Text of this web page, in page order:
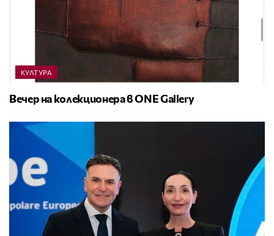
КУЛТУРА
Вечер на колекционера в ONE Gallery